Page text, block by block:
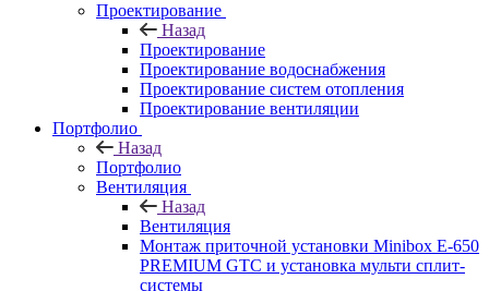
Проектирование
Назад
Проектирование
Проектирование водоснабжения
Проектирование систем отопления
Проектирование вентиляции
Портфолио
Назад
Портфолио
Вентиляция
Назад
Вентиляция
Монтаж приточной установки Minibox E-650
PREMIUM GTC и установка мульти сплит-
системы